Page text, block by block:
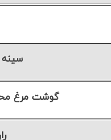
سینه
گوشت مرغ محلی